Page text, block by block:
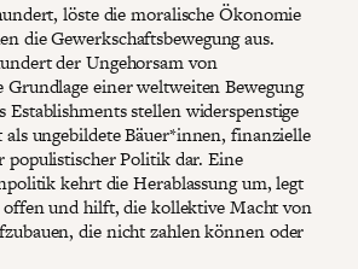
löste die moralische Ökonomie
die Gewerkschaftsbewegung aus.
der Ungehorsam von
einer weltweiten Bewegung
Establishments stellen widerspenstige
ungebildete Bäuer*innen, finanzielle
populistischer Politik dar. Eine
kehrt die Herablassung um, legt
offen und hilft, die kollektive Macht von
die nicht zahlen können oder